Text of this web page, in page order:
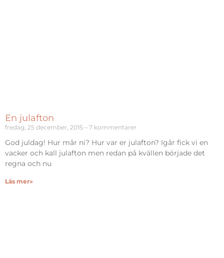
En julafton
fredag, 25 december, 2015 7 kommentarer
God juldag! Hur mår ni? Hur var er julafton? Igår fick vi en
vacker och kall julafton men redan på kvällen började det
regna och nu
Läs mer»